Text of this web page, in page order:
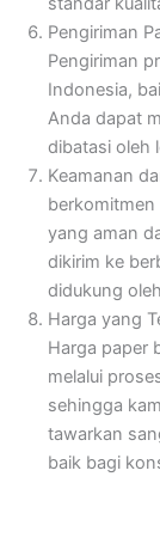
Pengiriman
Pengiriman
Indonesia,
Anda dapat
dibatasi oleh
Keamanan
berkomitmen
yang aman
dikirim ke
didukung
Harga yang
Harga paper
melalui
sehingga
tawarkan
baik bagi